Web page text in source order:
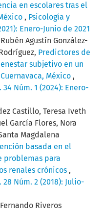
en escolares tras el
, Psicología y
Enero-Junio de 2021
Agustín González-
Predictores de
subjetivo en un
México ,
Núm. 1 (2024): Enero-
Castillo, Teresa Iveth
García Flores, Nora
Magdalena
basada en el
problemas para
renales crónicos ,
Núm. 2 (2018): Julio-
Riveros